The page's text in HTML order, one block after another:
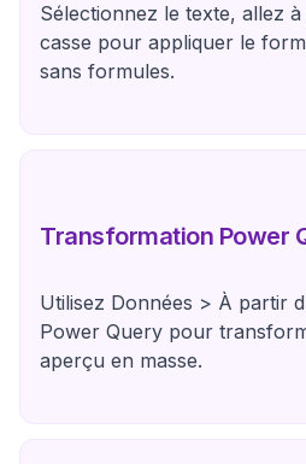
Sélectionnez le texte, allez
casse pour appliquer le
sans formules.
Transformation Power
Utilisez Données > À partir
Power Query pour
aperçu en masse.